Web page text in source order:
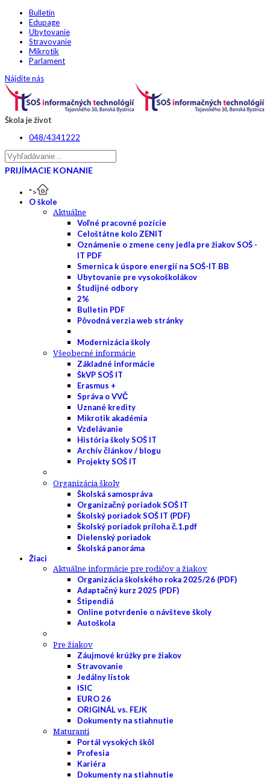
Bulletin
Edupage
Ubytovanie
Stravovanie
Mikrotik
Parlament
Nájdite nás
Škola je život
048/4341222
PRIJÍMACIE KONANIE
">
O škole
Aktuálne
Voľné pracovné pozície
Celoštátne kolo ZENIT
Oznámenie o zmene ceny jedla pre žiakov SOŠ -
IT PDF
Smernica k úspore energií na SOŠ-IT BB
Ubytovanie pre vysokoškolákov
Študijné odbory
2%
Bulletin PDF
Pôvodná verzia web stránky
Modernizácia školy
Všeobecné informácie
Základné informácie
ŠkVP SOŠ IT
Erasmus +
Správa o VVČ
Uznané kredity
Mikrotik akadémia
Vzdelávanie
História školy SOŠ IT
Archív článkov / blogu
Projekty SOŠ IT
Organizácia školy
Školská samospráva
Organizačný poriadok SOŠ IT
Školský poriadok SOŠ IT (PDF)
Školský poriadok príloha č.1.pdf
Dielenský poriadok
Školská panoráma
Žiaci
Aktuálne informácie pre rodičov a žiakov
Organizácia školského roka 2025/26 (PDF)
Adaptačný kurz 2025 (PDF)
Štipendiá
Online potvrdenie o návšteve školy
Autoškola
Pre žiakov
Záujmové krúžky pre žiakov
Stravovanie
Jedálny lístok
ISIC
EURO 26
ORIGINÁL vs. FEJK
Dokumenty na stiahnutie
Maturanti
Portál vysokých škôl
Profesia
Kariéra
Dokumenty na stiahnutie